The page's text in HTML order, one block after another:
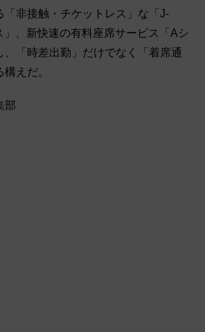
「非接触・チケットレス」な「J-
、新快速の有料座席サービス「Aシ
、「時差出勤」だけでなく「着席通
えだ。
部